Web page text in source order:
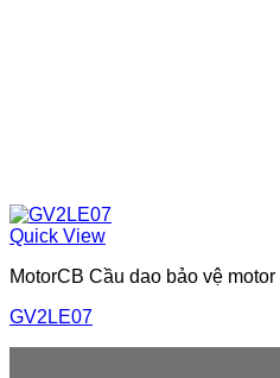
Quick View
MotorCB Cầu dao bảo vệ
GV2LE07